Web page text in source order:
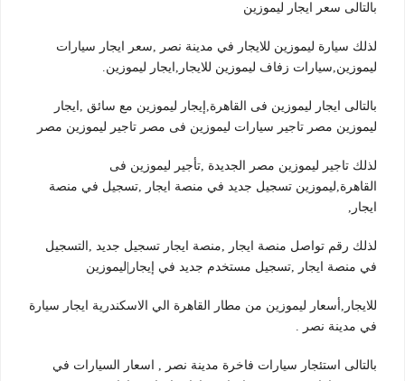
بالتالى سعر ايجار ليموزين
لذلك سيارة ليموزين للايجار في مدينة نصر ,سعر ايجار سيارات
ليموزين,سيارات زفاف ليموزين للايجار,ايجار ليموزين.
بالتالى ايجار ليموزين فى القاهرة,إيجار ليموزين مع سائق ,ايجار
ليموزين مصر تاجير سيارات ليموزين فى مصر تاجير ليموزين مصر
لذلك تاجير ليموزين مصر الجديدة ,تأجير ليموزين فى
القاهرة,ليموزين تسجيل جديد في منصة ايجار ,تسجيل في منصة
ايجار,
لذلك رقم تواصل منصة ايجار ,منصة ايجار تسجيل جديد ,التسجيل
في منصة ايجار ,تسجيل مستخدم جديد في إيجار|ليموزين
للايجار,أسعار ليموزين من مطار القاهرة الي الاسكندرية ايجار سيارة
في مدينة نصر .
بالتالى استئجار سيارات فاخرة مدينة نصر , اسعار السيارات في